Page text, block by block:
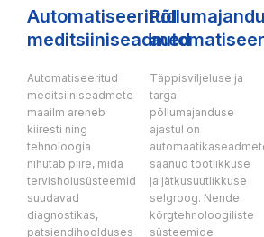
Automatiseeritud
meditsiiniseadmed
Automatiseeritud
meditsiiniseadmete
maailm areneb
kiiresti ning
tehnoloogia
nihutab piire, mida
tervishoiusüsteemid
suudavad
diagnostikas,
patsiendihoolduses
Täppisviljeluse ja
targa
põllumajanduse
ajastul on
saanud tootlikkuse
ja jätkusuutlikkuse
selgroog. Nende
kõrgtehnoloogiliste
süsteemide